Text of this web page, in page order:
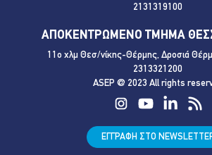
2131319100
ΑΠΟΚΕΝΤΡΩΜΕΝΟ ΤΜΗΜΑ
11ο χλμ Θεσ/νίκης-Θέρμης, Δροσιά
2313321200
ASEP @ 2023 All rights
ΕΓΓΡΑΦΗ ΣΤΟ